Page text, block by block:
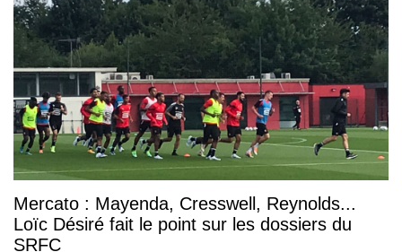
Mercato : Mayenda, Cresswell, Reynolds...
Loïc Désiré fait le point sur les dossiers du
SRFC